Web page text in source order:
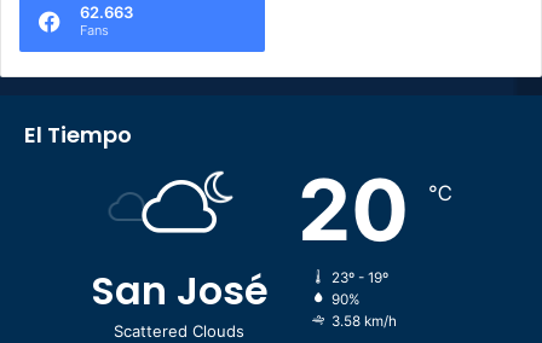
62.663
Fans
El Tiempo
San José
Scattered Clouds
20 ℃
23º - 19º
90%
3.58 km/h